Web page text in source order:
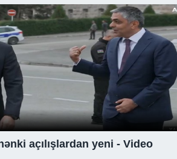
açılışlardan yeni - Video